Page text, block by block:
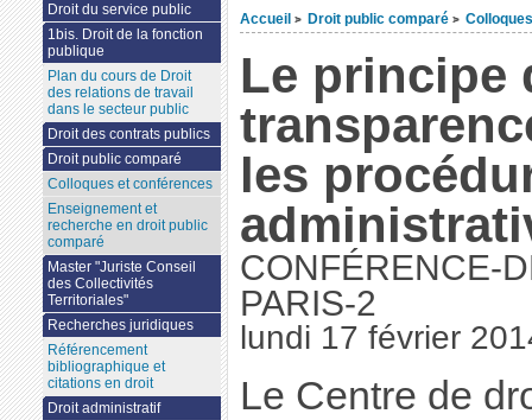
Accueil > Droit public comparé >
Le principe
les
CONFÉRENCE-
PARIS-2
lundi 17 février
Le Centre de
Droit du service public
1bis. Droit de la fonction
publique
Plan du cours de Droit
des relations de travail
dans le secteur public
Droit des contrats publics
Droit public comparé
Colloques et conférences
Enseignement et
recherche en droit public
comparé
Master "Juriste Conseil
des Collectivités
Territoriales"
Recherches juridiques
Référencement
bibliographique et
citations en droit
Droit administratif